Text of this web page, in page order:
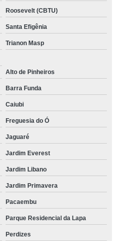
Roosevelt (CBTU)
Santa Efigênia
Trianon Masp
Alto de Pinheiros
Barra Funda
Caiubi
Freguesia do Ó
Jaguaré
Jardim Everest
Jardim Libano
Jardim Primavera
Pacaembu
Parque Residencial da Lapa
Perdizes